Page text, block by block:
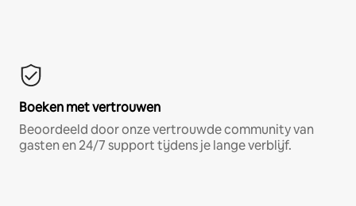
Boeken met vertrouwen
Beoordeeld door onze vertrouwde community van
gasten en 24/7 support tijdens je lange verblijf.